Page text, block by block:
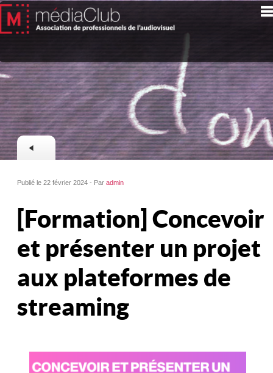
Publié le 22 février 2024 - Paradmin
[Formation] Concevoir
et présenter un projet
aux plateformes de
streaming